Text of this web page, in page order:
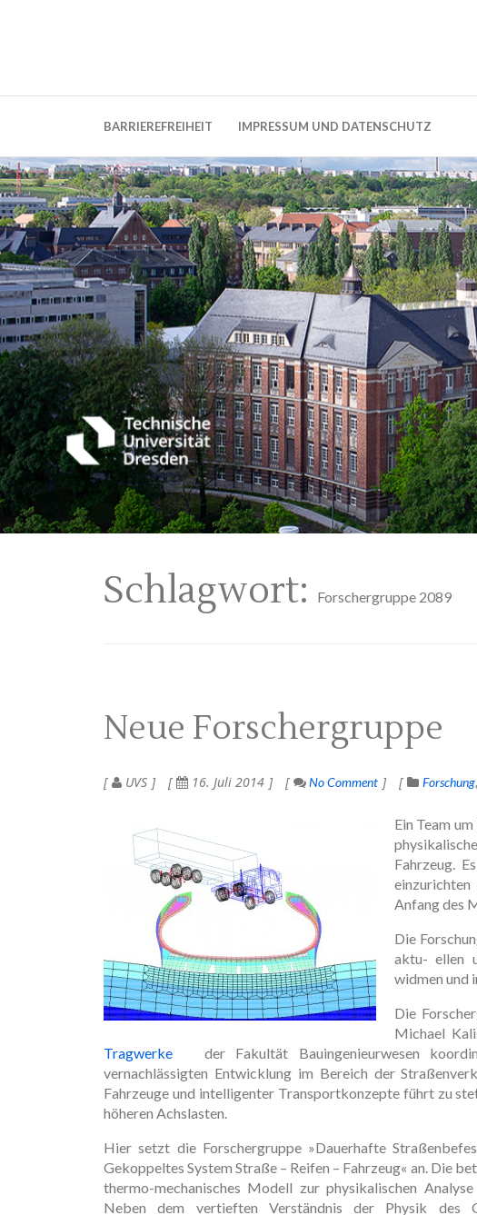
BARRIEREFREIHEIT IMPRESSUM UND DATENSCHUTZ
Schlagwort: Forschergruppe 2089
Neue Forschergruppe
UVS 16. Juli 2014 No Comment Forschung
Ein Team
Fahrzeug.
Anfang des
Die
aktu- ellen
widmen und
Die
Michael
Tragwerke der Fakultät Bauingenieurwesen
vernachlässigten Entwicklung im Bereich der
Fahrzeuge und intelligenter Transportkonzepte führt zu
höheren Achslasten.
Hier setzt die Forschergruppe »Dauerhafte
Gekoppeltes System Straße – Reifen – Fahrzeug« an. Die
thermo-mechanisches Modell zur physikalischen
Neben dem vertieften Verständnis der Physik des